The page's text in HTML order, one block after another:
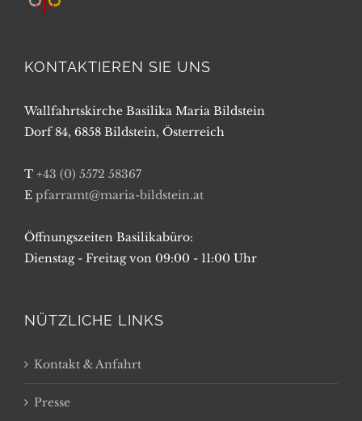
KONTAKTIEREN SIE UNS
Wallfahrtskirche Basilika Maria Bildstein
Dorf 84, 6858 Bildstein, Österreich
T +43 (0) 5572 58367
E pfarramt@maria-bildstein.at
Öffnungszeiten Basilikabüro:
Dienstag - Freitag von 09:00 - 11:00 Uhr
NÜTZLICHE LINKS
Kontakt & Anfahrt
Presse